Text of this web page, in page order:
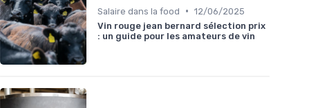
Salaire dans la food • 12/06/2025
Vin rouge jean bernard sélection prix
: un guide pour les amateurs de vin